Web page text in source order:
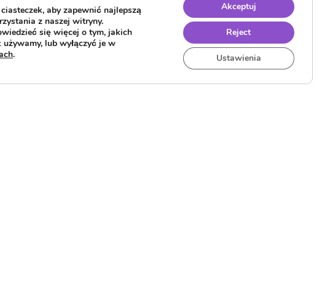
aby zapewnić najlepszą
z naszej witryny.
się więcej o tym, jakich
używamy, lub wyłączyć je w
.
Akceptuj
Reject
Ustawienia